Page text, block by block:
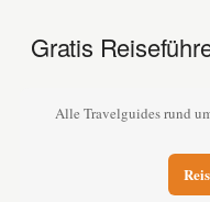
Gratis
Alle Travelguides rund